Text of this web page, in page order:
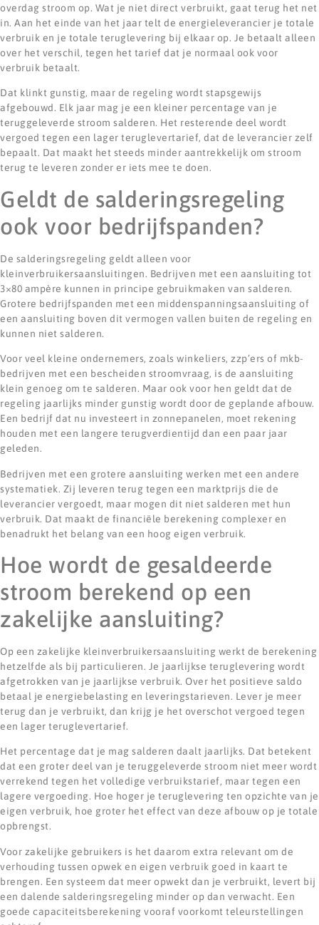
overdag stroom op. Wat je niet direct verbruikt, gaat terug het net
in. Aan het einde van het jaar telt de energieleverancier je totale
verbruik en je totale teruglevering bij elkaar op. Je betaalt alleen
over het verschil, tegen het tarief dat je normaal ook voor
verbruik betaalt.
Dat klinkt gunstig, maar de regeling wordt stapsgewijs
afgebouwd. Elk jaar mag je een kleiner percentage van je
teruggeleverde stroom salderen. Het resterende deel wordt
vergoed tegen een lager teruglevertarief, dat de leverancier zelf
bepaalt. Dat maakt het steeds minder aantrekkelijk om stroom
terug te leveren zonder er iets mee te doen.
Geldt de salderingsregeling
ook voor bedrijfspanden?
De salderingsregeling geldt alleen voor
kleinverbruikersaansluitingen. Bedrijven met een aansluiting tot
3×80 ampère kunnen in principe gebruikmaken van salderen.
Grotere bedrijfspanden met een middenspanningsaansluiting of
een aansluiting boven dit vermogen vallen buiten de regeling en
kunnen niet salderen.
Voor veel kleine ondernemers, zoals winkeliers, zzp’ers of mkb-
bedrijven met een bescheiden stroomvraag, is de aansluiting
klein genoeg om te salderen. Maar ook voor hen geldt dat de
regeling jaarlijks minder gunstig wordt door de geplande afbouw.
Een bedrijf dat nu investeert in zonnepanelen, moet rekening
houden met een langere terugverdientijd dan een paar jaar
geleden.
Bedrijven met een grotere aansluiting werken met een andere
systematiek. Zij leveren terug tegen een marktprijs die de
leverancier vergoedt, maar mogen dit niet salderen met hun
verbruik. Dat maakt de financiële berekening complexer en
benadrukt het belang van een hoog eigen verbruik.
Hoe wordt de gesaldeerde
stroom berekend op een
zakelijke aansluiting?
Op een zakelijke kleinverbruikersaansluiting werkt de berekening
hetzelfde als bij particulieren. Je jaarlijkse teruglevering wordt
afgetrokken van je jaarlijkse verbruik. Over het positieve saldo
betaal je energiebelasting en leveringstarieven. Lever je meer
terug dan je verbruikt, dan krijg je het overschot vergoed tegen
een lager teruglevertarief.
Het percentage dat je mag salderen daalt jaarlijks. Dat betekent
dat een groter deel van je teruggeleverde stroom niet meer wordt
verrekend tegen het volledige verbruikstarief, maar tegen een
lagere vergoeding. Hoe hoger je teruglevering ten opzichte van je
eigen verbruik, hoe groter het effect van deze afbouw op je totale
opbrengst.
Voor zakelijke gebruikers is het daarom extra relevant om de
verhouding tussen opwek en eigen verbruik goed in kaart te
brengen. Een systeem dat meer opwekt dan je verbruikt, levert bij
een dalende salderingsregeling minder op dan verwacht. Een
goede capaciteitsberekening vooraf voorkomt teleurstellingen